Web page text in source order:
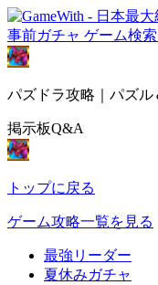
事前ガチャ ゲーム検索
パズドラ攻略｜パズル
掲示板Q&A
トップに戻る
ゲーム攻略一覧を見る
最強リーダー
夏休みガチャ